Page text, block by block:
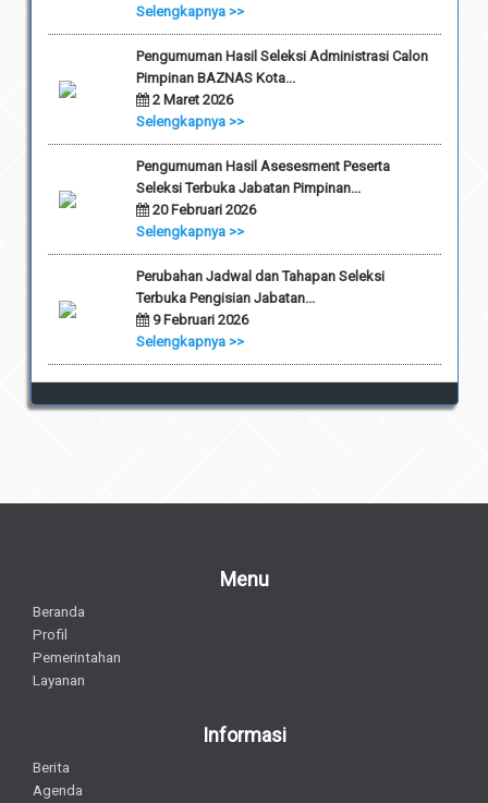
Selengkapnya >>
Pengumuman Hasil Seleksi Administrasi Calon
Pimpinan BAZNAS Kota...
2 Maret 2026
Selengkapnya >>
Pengumuman Hasil Asesesment Peserta
Seleksi Terbuka Jabatan Pimpinan...
20 Februari 2026
Selengkapnya >>
Perubahan Jadwal dan Tahapan Seleksi
Terbuka Pengisian Jabatan...
9 Februari 2026
Selengkapnya >>
Menu
Beranda
Profil
Pemerintahan
Layanan
Informasi
Berita
Agenda